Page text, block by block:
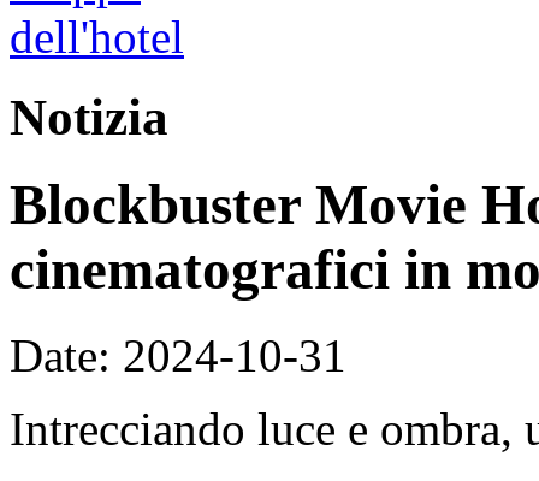
Notizia
Blockbuster Movie
cinematografici in
Date: 2024-10-31
Intrecciando luce e ombra,